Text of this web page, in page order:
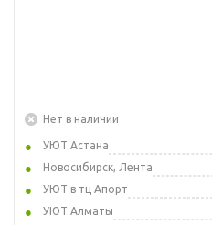
Нет в наличии
УЮТ Астана
Новосибирск, Лента
УЮТ в тц Апорт
УЮТ Алматы